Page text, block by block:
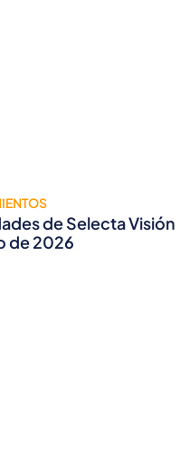
de Selecta Visión
de 2026